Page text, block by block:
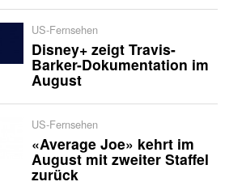
US-Fernsehen
Disney+ zeigt Travis-
Barker-Dokumentation im
August
US-Fernsehen
«Average Joe» kehrt im
August mit zweiter Staffel
zurück